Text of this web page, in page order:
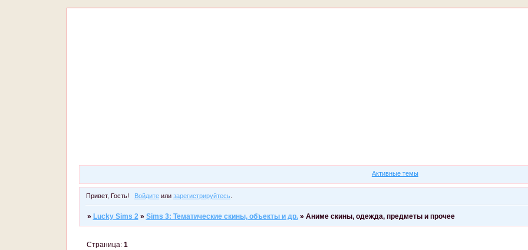
Активные темы
Привет, Гость! Войдитеили зарегистрируйтесь.
» Lucky Sims 2 » Sims 3: Тематические скины, объекты и др. » Аниме скины, одежда, предметы и прочее
Страница: 1